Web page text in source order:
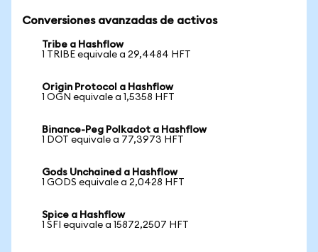
Conversiones avanzadas de activos
Tribe a Hashflow
1 TRIBE equivale a 29,4484 HFT
Origin Protocol a Hashflow
1 OGN equivale a 1,5358 HFT
Binance-Peg Polkadot a Hashflow
1 DOT equivale a 77,3973 HFT
Gods Unchained a Hashflow
1 GODS equivale a 2,0428 HFT
Spice a Hashflow
1 SFI equivale a 15872,2507 HFT